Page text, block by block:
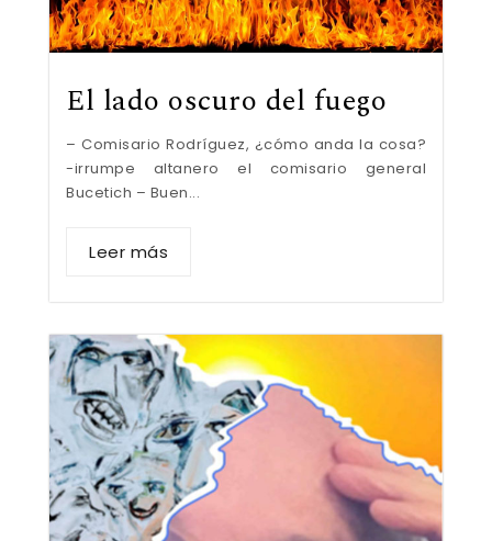
El lado oscuro del fuego
– Comisario Rodríguez, ¿cómo anda la cosa?
-irrumpe altanero el comisario general
Bucetich – Buen...
Leer más